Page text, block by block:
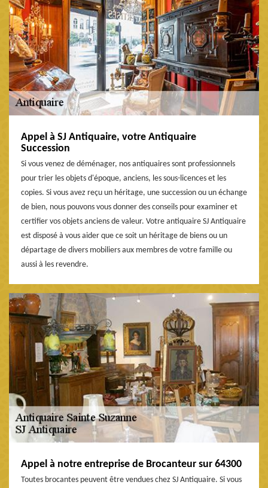
Appel à SJ Antiquaire, votre Antiquaire
Succession
Si vous venez de déménager, nos antiquaires sont professionnels
pour trier les objets d'époque, anciens, les sous-licences et les
copies. Si vous avez reçu un héritage, une succession ou un échange
de bien, nous pouvons vous donner des conseils pour examiner et
certifier vos objets anciens de valeur. Votre antiquaire SJ Antiquaire
est disposé à vous aider que ce soit un héritage de biens ou un
départage de divers mobiliers aux membres de votre famille ou
aussi à les revendre.
Appel à notre entreprise de Brocanteur sur 64300
Toutes brocantes peuvent être vendues chez SJ Antiquaire. Si vous